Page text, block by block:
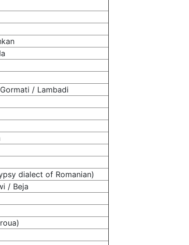
/ Lambadi
dialect of Romanian)
/ Beja